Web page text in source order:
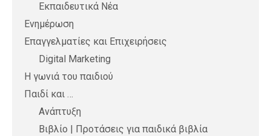
Εκπαιδευτικά Νέα
Ενημέρωση
Επαγγελματίες και Επιχειρήσεις
Digital Marketing
Η γωνιά του παιδιού
Παιδί και …
Ανάπτυξη
Βιβλίο | Προτάσεις για παιδικά βιβλία